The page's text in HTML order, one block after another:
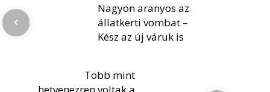
Nagyon aranyos az
állatkerti vombat –
Kész az új váruk is
Több mint
hetvenezren voltak a